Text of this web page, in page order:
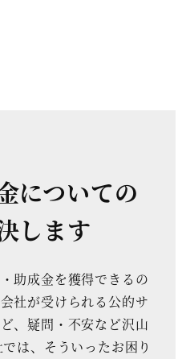
についての
します
助成金を獲得できるの
社が受けられる公的サ
、疑問・不安など沢山
は、そういったお困り